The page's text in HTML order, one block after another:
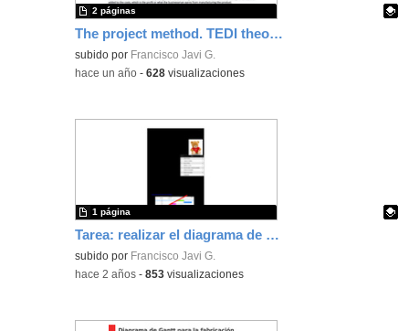
The project method. TEDI theory 2º ESO
Contenido educativo.
subido por Francisco Javi G.
2 páginas
-hace un año -628 visualizaciones
Tarea: realizar el diagrama de Gantt de la fabricación de un oso de peluche
Contenido educativo.
subido por Francisco Javi G.
1 página
-hace 2 años -853 visualizaciones